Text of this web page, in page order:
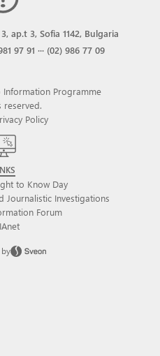
ap.t 3, Sofia 1142, Bulgaria
97 91 ··· (02) 986 77 09
Programme
reserved.
Policy
to Know Day
Journalistic Investigations
Forum
by